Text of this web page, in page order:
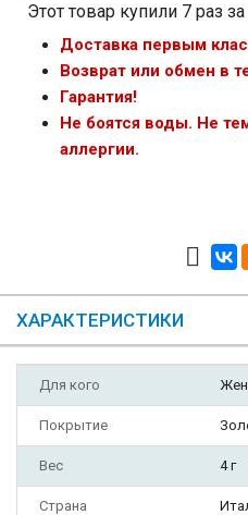
Этот товар купили 7 раз
Доставка первым
Возврат или обмен в
Гарантия!
Не боятся воды. Не
аллергии.
ХАРАКТЕРИСТИКИ
Для кого
Покрытие
Вес 4 г
Страна